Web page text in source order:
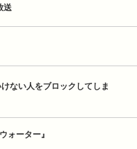
送
ない人をブロックしてしま
ォーター』